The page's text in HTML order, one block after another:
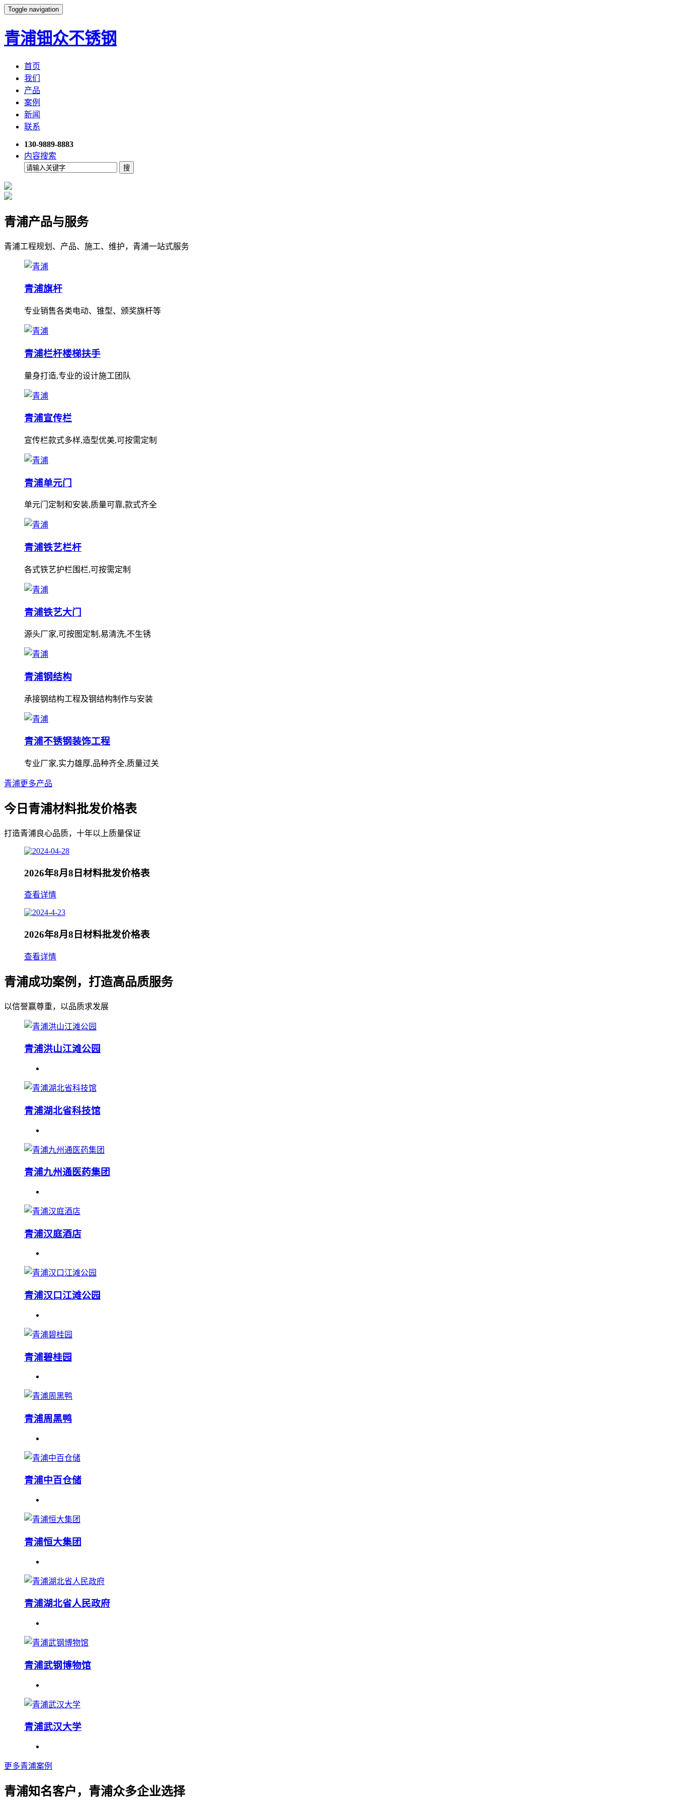
Toggle navigation
青浦钿众不锈钢
首页
我们
产品
案例
新闻
联系
130-9889-8883
内容搜索
青浦产品与服务
青浦工程规划、产品、施工、维护，青浦一站式服务
青浦旗杆
专业销售各类电动、锥型、颁奖旗杆等
青浦栏杆楼梯扶手
量身打造,专业的设计施工团队
青浦宣传栏
宣传栏款式多样,造型优美,可按需定制
青浦单元门
单元门定制和安装,质量可靠,款式齐全
青浦铁艺栏杆
各式铁艺护栏围栏,可按需定制
青浦铁艺大门
源头厂家,可按图定制,易清洗,不生锈
青浦钢结构
承接钢结构工程及钢结构制作与安装
青浦不锈钢装饰工程
专业厂家,实力雄厚,品种齐全,质量过关
青浦更多产品
今日青浦材料批发价格表
打造青浦良心品质，十年以上质量保证
2026年8月8日材料批发价格表
查看详情
2026年8月8日材料批发价格表
查看详情
青浦成功案例，打造高品质服务
以信誉赢尊重，以品质求发展
青浦洪山江滩公园
青浦湖北省科技馆
青浦九州通医药集团
青浦汉庭酒店
青浦汉口江滩公园
青浦碧桂园
青浦周黑鸭
青浦中百仓储
青浦恒大集团
青浦湖北省人民政府
青浦武钢博物馆
青浦武汉大学
更多青浦案例
青浦知名客户，青浦众多企业选择